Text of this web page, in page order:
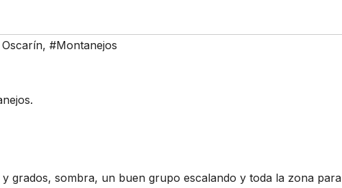
, #Montanejos
grados, sombra, un buen grupo escalando y toda la zona para